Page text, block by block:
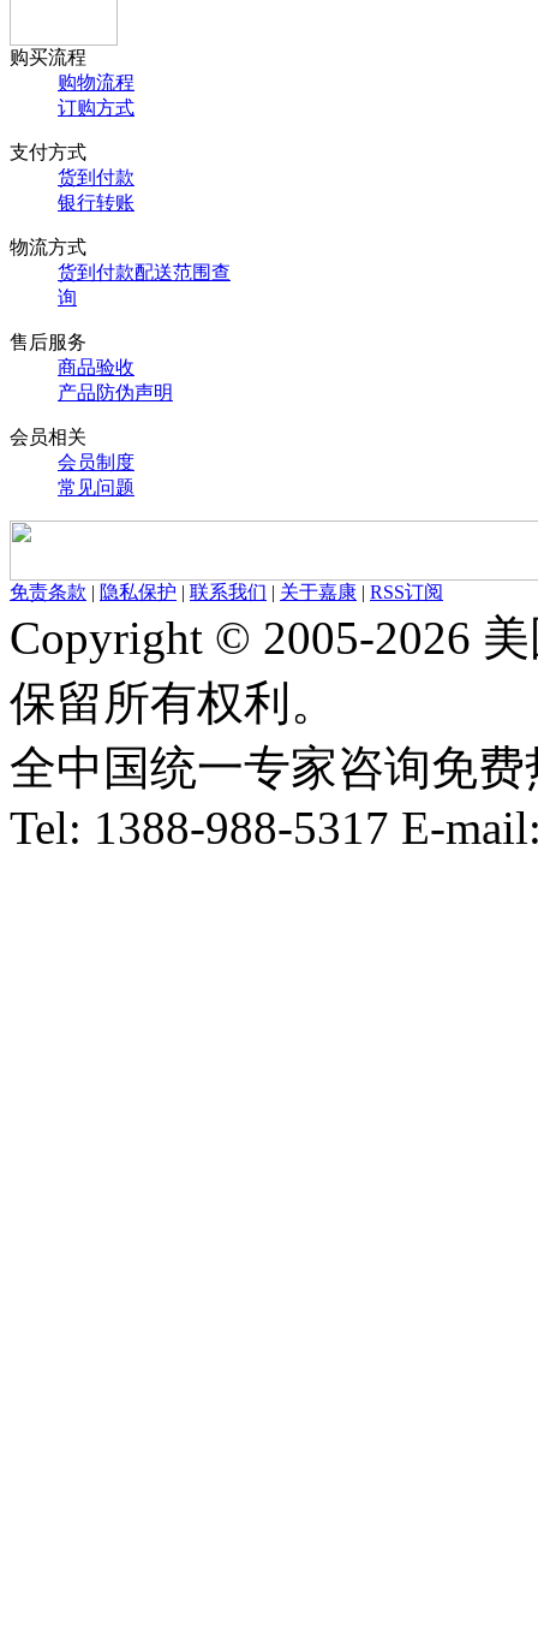
购买流程
购物流程
订购方式
支付方式
货到付款
银行转账
物流方式
货到付款配送范围查
询
售后服务
商品验收
产品防伪声明
会员相关
会员制度
常见问题
免责条款 | 隐私保护 | 联系我们 | 关于嘉康 | RSS订阅
Copyright © 2005-2026
保留所有权利。
全中国统一专家咨询免费
Tel: 1388-988-5317 E-